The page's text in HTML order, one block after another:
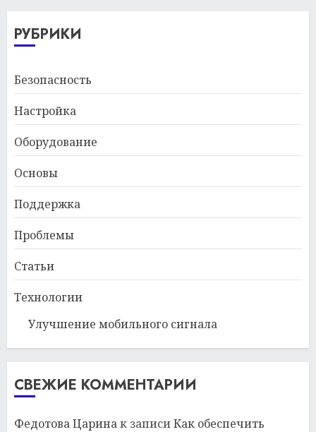
РУБРИКИ
Безопасность
Настройка
Оборудование
Основы
Поддержка
Проблемы
Статьи
Технологии
Улучшение мобильного сигнала
СВЕЖИЕ КОММЕНТАРИИ
Федотова Царинак записиКак обеспечить